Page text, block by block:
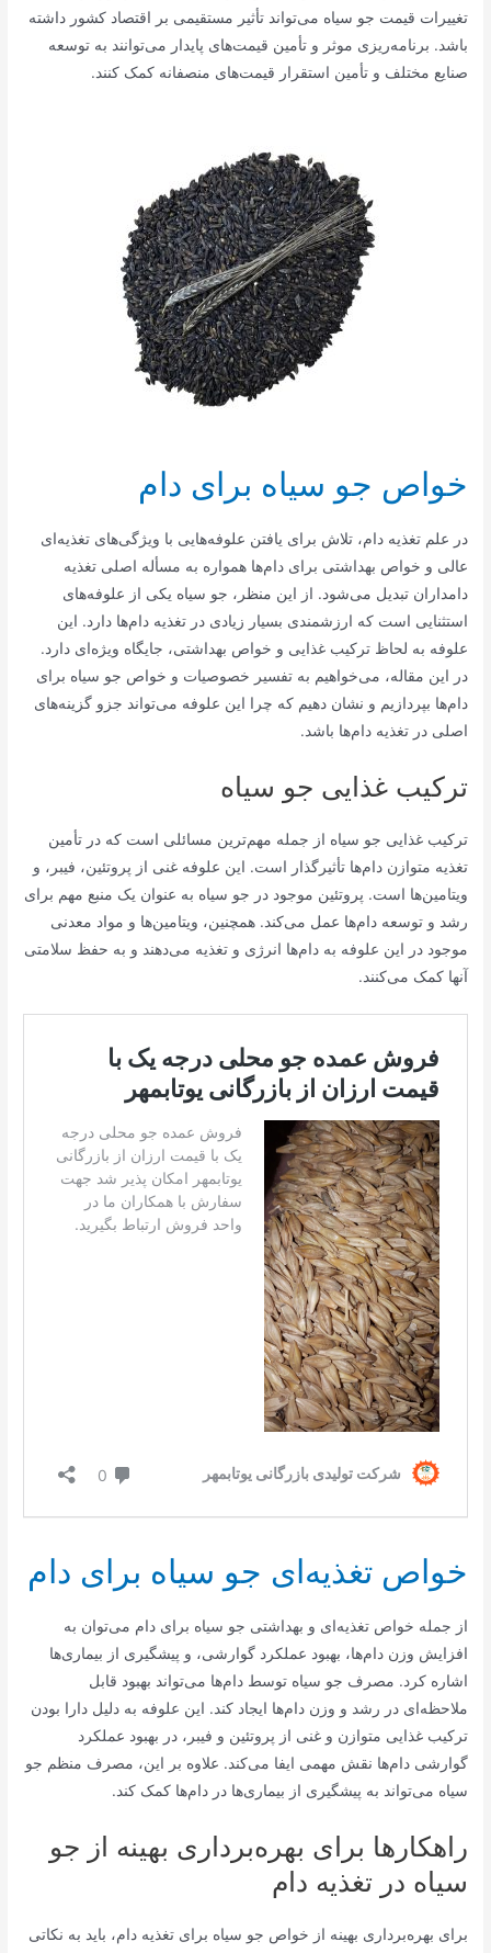
تغییرات قیمت جو سیاه می‌تواند تأثیر مستقیمی بر اقتصاد کشور داشته
باشد. برنامه‌ریزی موثر و تأمین قیمت‌های پایدار می‌توانند به توسعه
صنایع مختلف و تأمین استقرار قیمت‌های منصفانه کمک کنند.
خواص جو سیاه برای دام
در علم تغذیه دام، تلاش برای یافتن علوفه‌هایی با ویژگی‌های تغذیه‌ای
عالی و خواص بهداشتی برای دام‌ها همواره به مسأله اصلی تغذیه
دامداران تبدیل می‌شود. از این منظر، جو سیاه یکی از علوفه‌های
استثنایی است که ارزشمندی بسیار زیادی در تغذیه دام‌ها دارد. این
علوفه به لحاظ ترکیب غذایی و خواص بهداشتی، جایگاه ویژه‌ای دارد.
در این مقاله، می‌خواهیم به تفسیر خصوصیات و خواص جو سیاه برای
دام‌ها بپردازیم و نشان دهیم که چرا این علوفه می‌تواند جزو گزینه‌های
اصلی در تغذیه دام‌ها باشد.
ترکیب غذایی جو سیاه
ترکیب غذایی جو سیاه از جمله مهم‌ترین مسائلی است که در تأمین
تغذیه متوازن دام‌ها تأثیرگذار است. این علوفه غنی از پروتئین، فیبر، و
ویتامین‌ها است. پروتئین موجود در جو سیاه به عنوان یک منبع مهم برای
رشد و توسعه دام‌ها عمل می‌کند. همچنین، ویتامین‌ها و مواد معدنی
موجود در این علوفه به دام‌ها انرژی و تغذیه می‌دهند و به حفظ سلامتی
آنها کمک می‌کنند.
خواص تغذیه‌ای جو سیاه برای دام
از جمله خواص تغذیه‌ای و بهداشتی جو سیاه برای دام می‌توان به
افزایش وزن دام‌ها، بهبود عملکرد گوارشی، و پیشگیری از بیماری‌ها
اشاره کرد. مصرف جو سیاه توسط دام‌ها می‌تواند بهبود قابل
ملاحظه‌ای در رشد و وزن دام‌ها ایجاد کند. این علوفه به دلیل دارا بودن
ترکیب غذایی متوازن و غنی از پروتئین و فیبر، در بهبود عملکرد
گوارشی دام‌ها نقش مهمی ایفا می‌کند. علاوه بر این، مصرف منظم جو
سیاه می‌تواند به پیشگیری از بیماری‌ها در دام‌ها کمک کند.
راهکارها برای بهره‌برداری بهینه از جو
سیاه در تغذیه دام
برای بهره‌برداری بهینه از خواص جو سیاه برای تغذیه دام، باید به نکاتی